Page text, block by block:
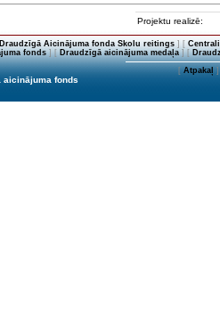
Projektu realizē:
Draudzīgā Aicinājuma fonda Skolu reitings] [
fonds] [Draudzīgā aicinājuma medaļa] [
[Atpakaļ]
aicinājuma fonds